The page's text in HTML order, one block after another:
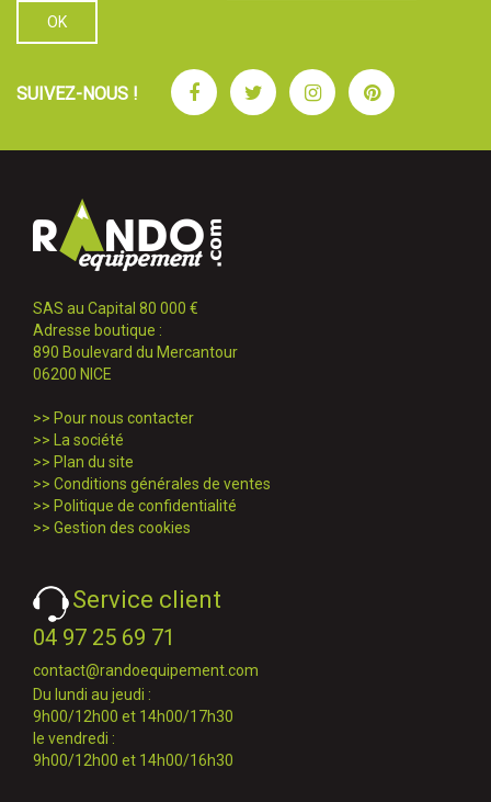
SUIVEZ-NOUS ! FacebookTwitterInstagramPinterest
SAS au Capital 80 000 €
Adresse boutique :
890 Boulevard du Mercantour
06200 NICE
>> Pour nous contacter
>> La société
>> Plan du site
>> Conditions générales de ventes
>> Politique de confidentialité
>> Gestion des cookies
Service client
04 97 25 69 71
contact@randoequipement.com
Du lundi au jeudi :
9h00/12h00 et 14h00/17h30
le vendredi :
9h00/12h00 et 14h00/16h30